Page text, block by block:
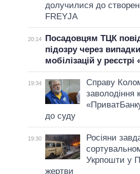
долучилися до
FREYJA
20:14
Посадовцям ТЦК
підозру через
мобілізацій у реєстрі
19:34
Справу
заволодіння
до суду
19:30
Росіяни
Укрпошти у
жертви